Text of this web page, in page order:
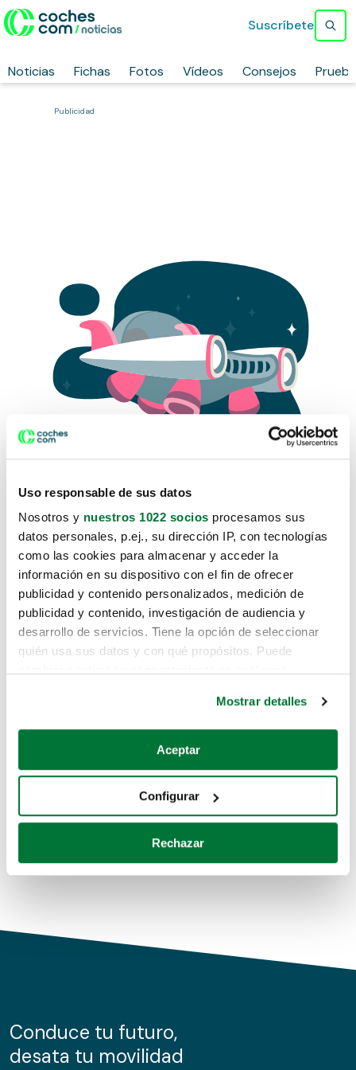
Uso responsable de sus datos
Nosotros y nuestros 1022 socios procesamos sus
datos personales, p.ej., su dirección IP, con tecnologías
como las cookies para almacenar y acceder la
información en su dispositivo con el fin de ofrecer
publicidad y contenido personalizados, medición de
publicidad y contenido, investigación de audiencia y
desarrollo de servicios. Tiene la opción de seleccionar
quién usa sus datos y con qué propósitos. Puede
Si lo permite, también quisiéramos:
Recopilar información sobre su ubicación geográfica
Identificar su dispositivo analizándolo activamente
para buscar características específicas (huellas
Obtenga más información sobre cómo se procesan sus
de cookies.
información sobre el uso que haga del sitio web con
nuestros partners de redes sociales, publicidad y análisis
Mostrar detalles
Aceptar
Configurar
Rechazar
Noticias Fichas Fotos Vídeos Consejos
Suscríbete
Publicidad
Lo sentimos, no sabemos como
te hemos traido hasta aquí.
Pero puedes encontrar el coche que estás
buscando en alguno de estos enlaces:
Coches de segunda mano
Coches de km0
Conduce tu futuro,
desata tu movilidad